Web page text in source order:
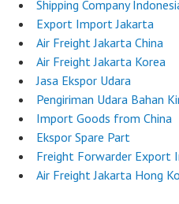
Shipping Company
Export Import Jakarta
Air Freight Jakarta China
Air Freight Jakarta Korea
Jasa Ekspor Udara
Pengiriman Udara Bahan
Import Goods from China
Ekspor Spare Part
Freight Forwarder Export
Air Freight Jakarta Hong